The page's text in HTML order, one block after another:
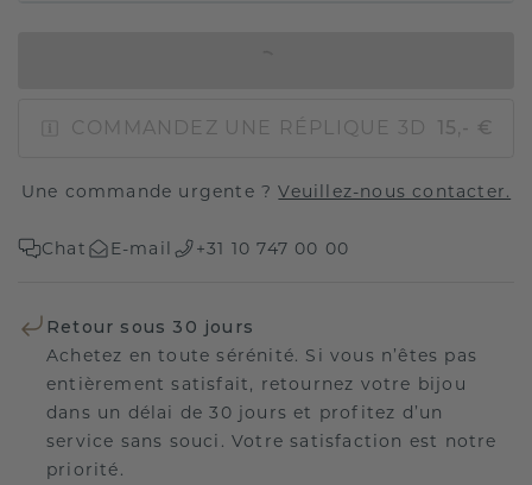
COMMANDEZ UNE RÉPLIQUE 3D 15,- €
Une commande urgente ?Veuillez-nous contacter.
Chat E-mail +31 10 747 00 00
Retour sous 30 jours
Achetez en toute sérénité. Si vous n’êtes pas
entièrement satisfait, retournez votre bijou
dans un délai de 30 jours et profitez d’un
service sans souci. Votre satisfaction est notre
priorité.